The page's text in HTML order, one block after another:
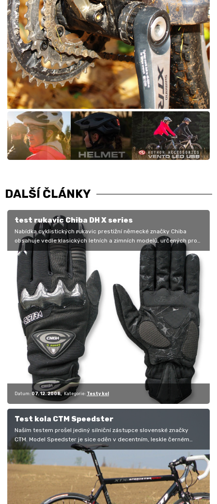
DALŠÍ ČLÁNKY
test rukavic Chiba DH X series
Nabídka cyklistických rukavic prestižní německé značky Chiba
obsahuje vedle klasických letních a zimních modelů, určených pro
horskou i…
Datum: 07. 12. 2008 Kategorie: Testy kol
Test kola CTM Speedster
Naším testem prošel jediný silniční zástupce slovenské značky
CTM. Model Speedster je sice oděn v decentním, leskle černém
hávu, ale i přes…